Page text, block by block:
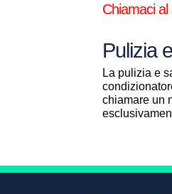
Chiamaci al
Pulizia
La pulizia e
chiamare un